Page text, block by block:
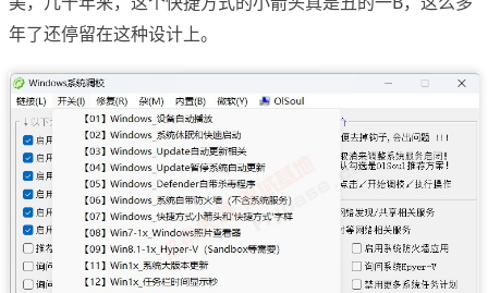
年了还停留在这种设计上。